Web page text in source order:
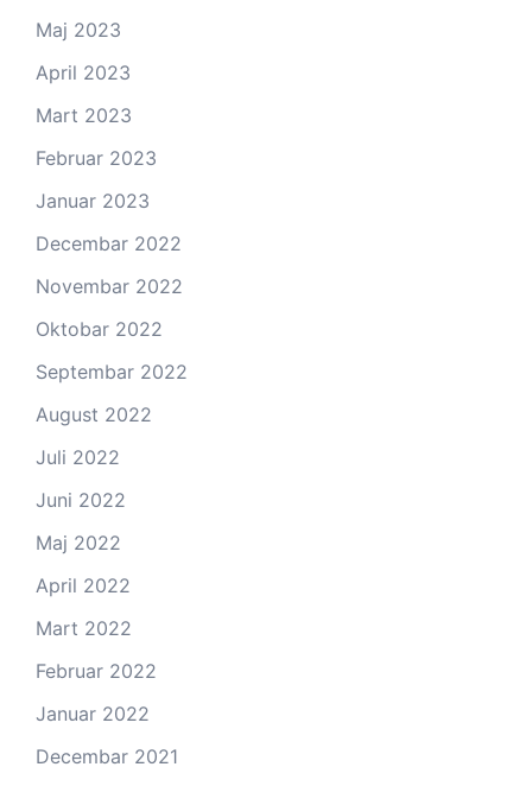
Maj 2023
April 2023
Mart 2023
Februar 2023
Januar 2023
Decembar 2022
Novembar 2022
Oktobar 2022
Septembar 2022
August 2022
Juli 2022
Juni 2022
Maj 2022
April 2022
Mart 2022
Februar 2022
Januar 2022
Decembar 2021